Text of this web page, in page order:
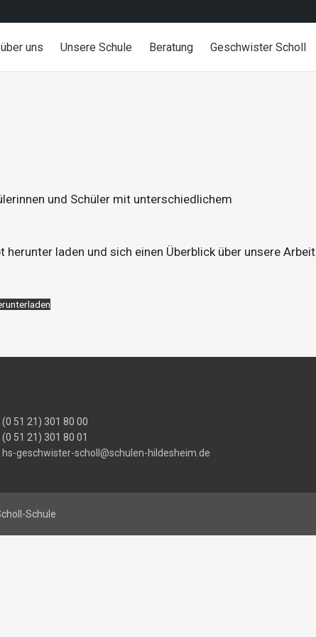
uns Unsere Schule Beratung Geschwister Scholl
und Schüler mit unterschiedlichem
laden und sich einen Überblick über unsere Arbeit
(0 51 21) 301 80 00
(0 51 21) 301 80 01
hs-geschwister-scholl@schulen-hildesheim.de
Schule